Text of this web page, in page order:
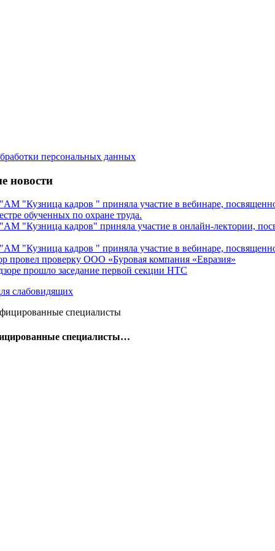
персональных данных
новости
"Кузница кадров " приняла участие в вебинаре,
обученных по охране труда.
"Кузница кадров" приняла участие в онлайн-лектории,
"Кузница кадров " приняла участие в вебинаре,
провел проверку ООО «Буровая компания «Евразия»
прошло заседание первой секции НТС
слабовидящих
специалисты…